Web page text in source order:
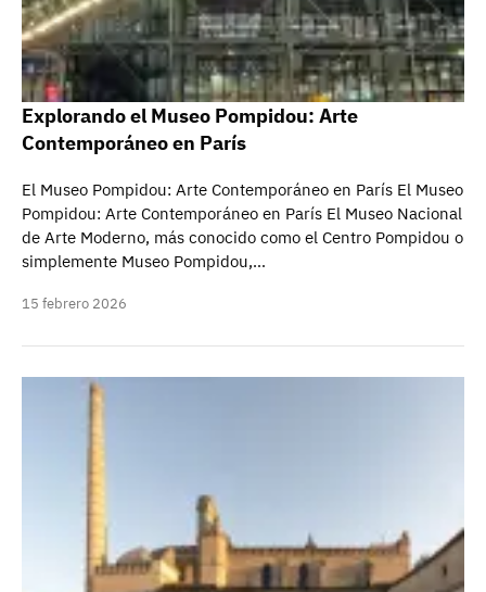
Explorando el Museo Pompidou: Arte
Contemporáneo en París
El Museo Pompidou: Arte Contemporáneo en París El Museo
Pompidou: Arte Contemporáneo en París El Museo Nacional
de Arte Moderno, más conocido como el Centro Pompidou o
simplemente Museo Pompidou,…
15 febrero 2026